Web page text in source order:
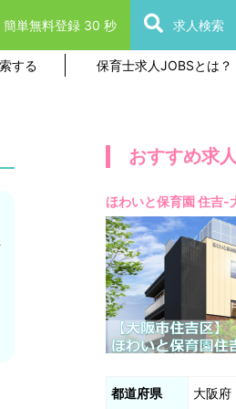
する 保育士求人JOBSとは？
簡単無料登録 30 秒 求人検索
おすすめ求人
ほわいと保育園 住吉
都道府県 大阪府